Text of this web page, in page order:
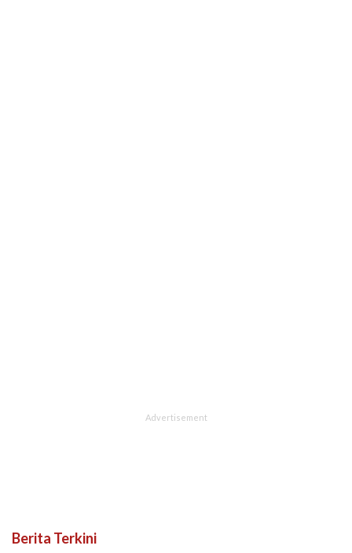
Berita Terkini